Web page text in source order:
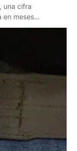
una cifra
en meses